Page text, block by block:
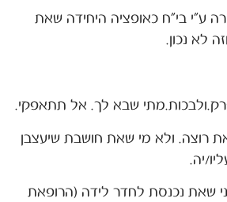
ע"י בי"ח כאופציה היחידה שאת
לא נכון.
שבא לך. אל תתאפקי.
רוצה. ולא מי שאת חושבת שיעצבן
יה.
שאת נכנסת לחדר לידה (הרופאת